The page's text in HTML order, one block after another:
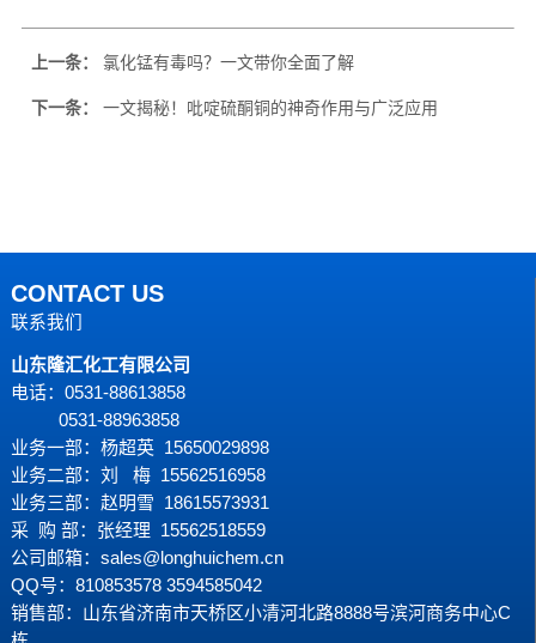
上一条：氯化锰有毒吗？一文带你全面了解
下一条： 一文揭秘！吡啶硫酮铜的神奇作用与广泛应用
CONTACT US
联系我们
山东隆汇化工有限公司
电话：0531-88613858
0531-88963858
业务一部：杨超英 15650029898
业务二部：刘 梅 15562516958
业务三部：赵明雪 18615573931
采 购 部：张经理 15562518559
公司邮箱：sales@longhuichem.cn
QQ号：810853578 3594585042
销售部：山东省济南市天桥区小清河北路8888号滨河商务中心C